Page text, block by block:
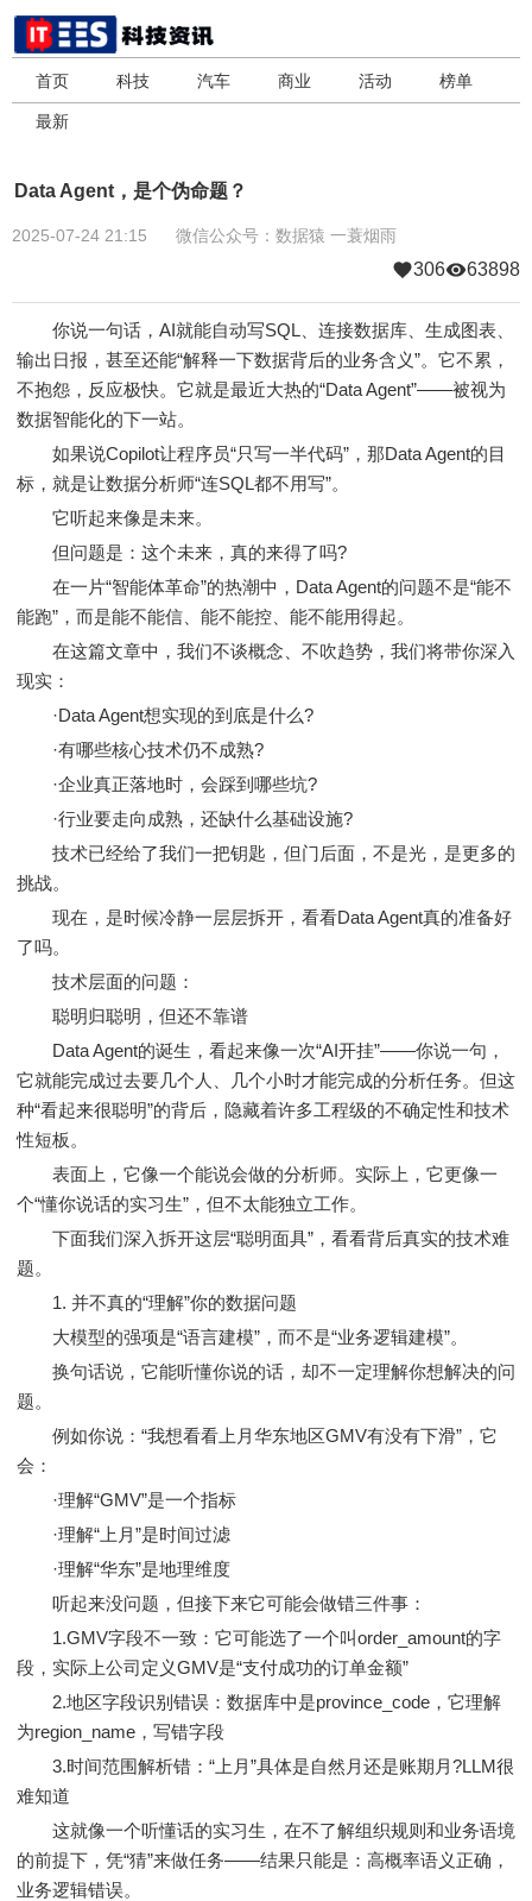
首页 科技 汽车 商业 活动 榜单
最新
Data Agent，是个伪命题？
2025-07-24 21:15 微信公众号：数据猿 一蓑烟雨
306 63898
你说一句话，AI就能自动写SQL、连接数据库、生成图表、
输出日报，甚至还能“解释一下数据背后的业务含义”。它不累，
不抱怨，反应极快。它就是最近大热的“Data Agent”——被视为
数据智能化的下一站。
如果说Copilot让程序员“只写一半代码”，那Data Agent的目
标，就是让数据分析师“连SQL都不用写”。
它听起来像是未来。
但问题是：这个未来，真的来得了吗?
在一片“智能体革命”的热潮中，Data Agent的问题不是“能不
能跑”，而是能不能信、能不能控、能不能用得起。
在这篇文章中，我们不谈概念、不吹趋势，我们将带你深入
现实：
·Data Agent想实现的到底是什么?
·有哪些核心技术仍不成熟?
·企业真正落地时，会踩到哪些坑?
·行业要走向成熟，还缺什么基础设施?
技术已经给了我们一把钥匙，但门后面，不是光，是更多的
挑战。
现在，是时候冷静一层层拆开，看看Data Agent真的准备好
了吗。
技术层面的问题：
聪明归聪明，但还不靠谱
Data Agent的诞生，看起来像一次“AI开挂”——你说一句，
它就能完成过去要几个人、几个小时才能完成的分析任务。但这
种“看起来很聪明”的背后，隐藏着许多工程级的不确定性和技术
性短板。
表面上，它像一个能说会做的分析师。实际上，它更像一
个“懂你说话的实习生”，但不太能独立工作。
下面我们深入拆开这层“聪明面具”，看看背后真实的技术难
题。
1. 并不真的“理解”你的数据问题
大模型的强项是“语言建模”，而不是“业务逻辑建模”。
换句话说，它能听懂你说的话，却不一定理解你想解决的问
题。
例如你说：“我想看看上月华东地区GMV有没有下滑”，它
会：
·理解“GMV”是一个指标
·理解“上月”是时间过滤
·理解“华东”是地理维度
听起来没问题，但接下来它可能会做错三件事：
1.GMV字段不一致：它可能选了一个叫order_amount的字
段，实际上公司定义GMV是“支付成功的订单金额”
2.地区字段识别错误：数据库中是province_code，它理解
为region_name，写错字段
3.时间范围解析错：“上月”具体是自然月还是账期月?LLM很
难知道
这就像一个听懂话的实习生，在不了解组织规则和业务语境
的前提下，凭“猜”来做任务——结果只能是：高概率语义正确，
业务逻辑错误。